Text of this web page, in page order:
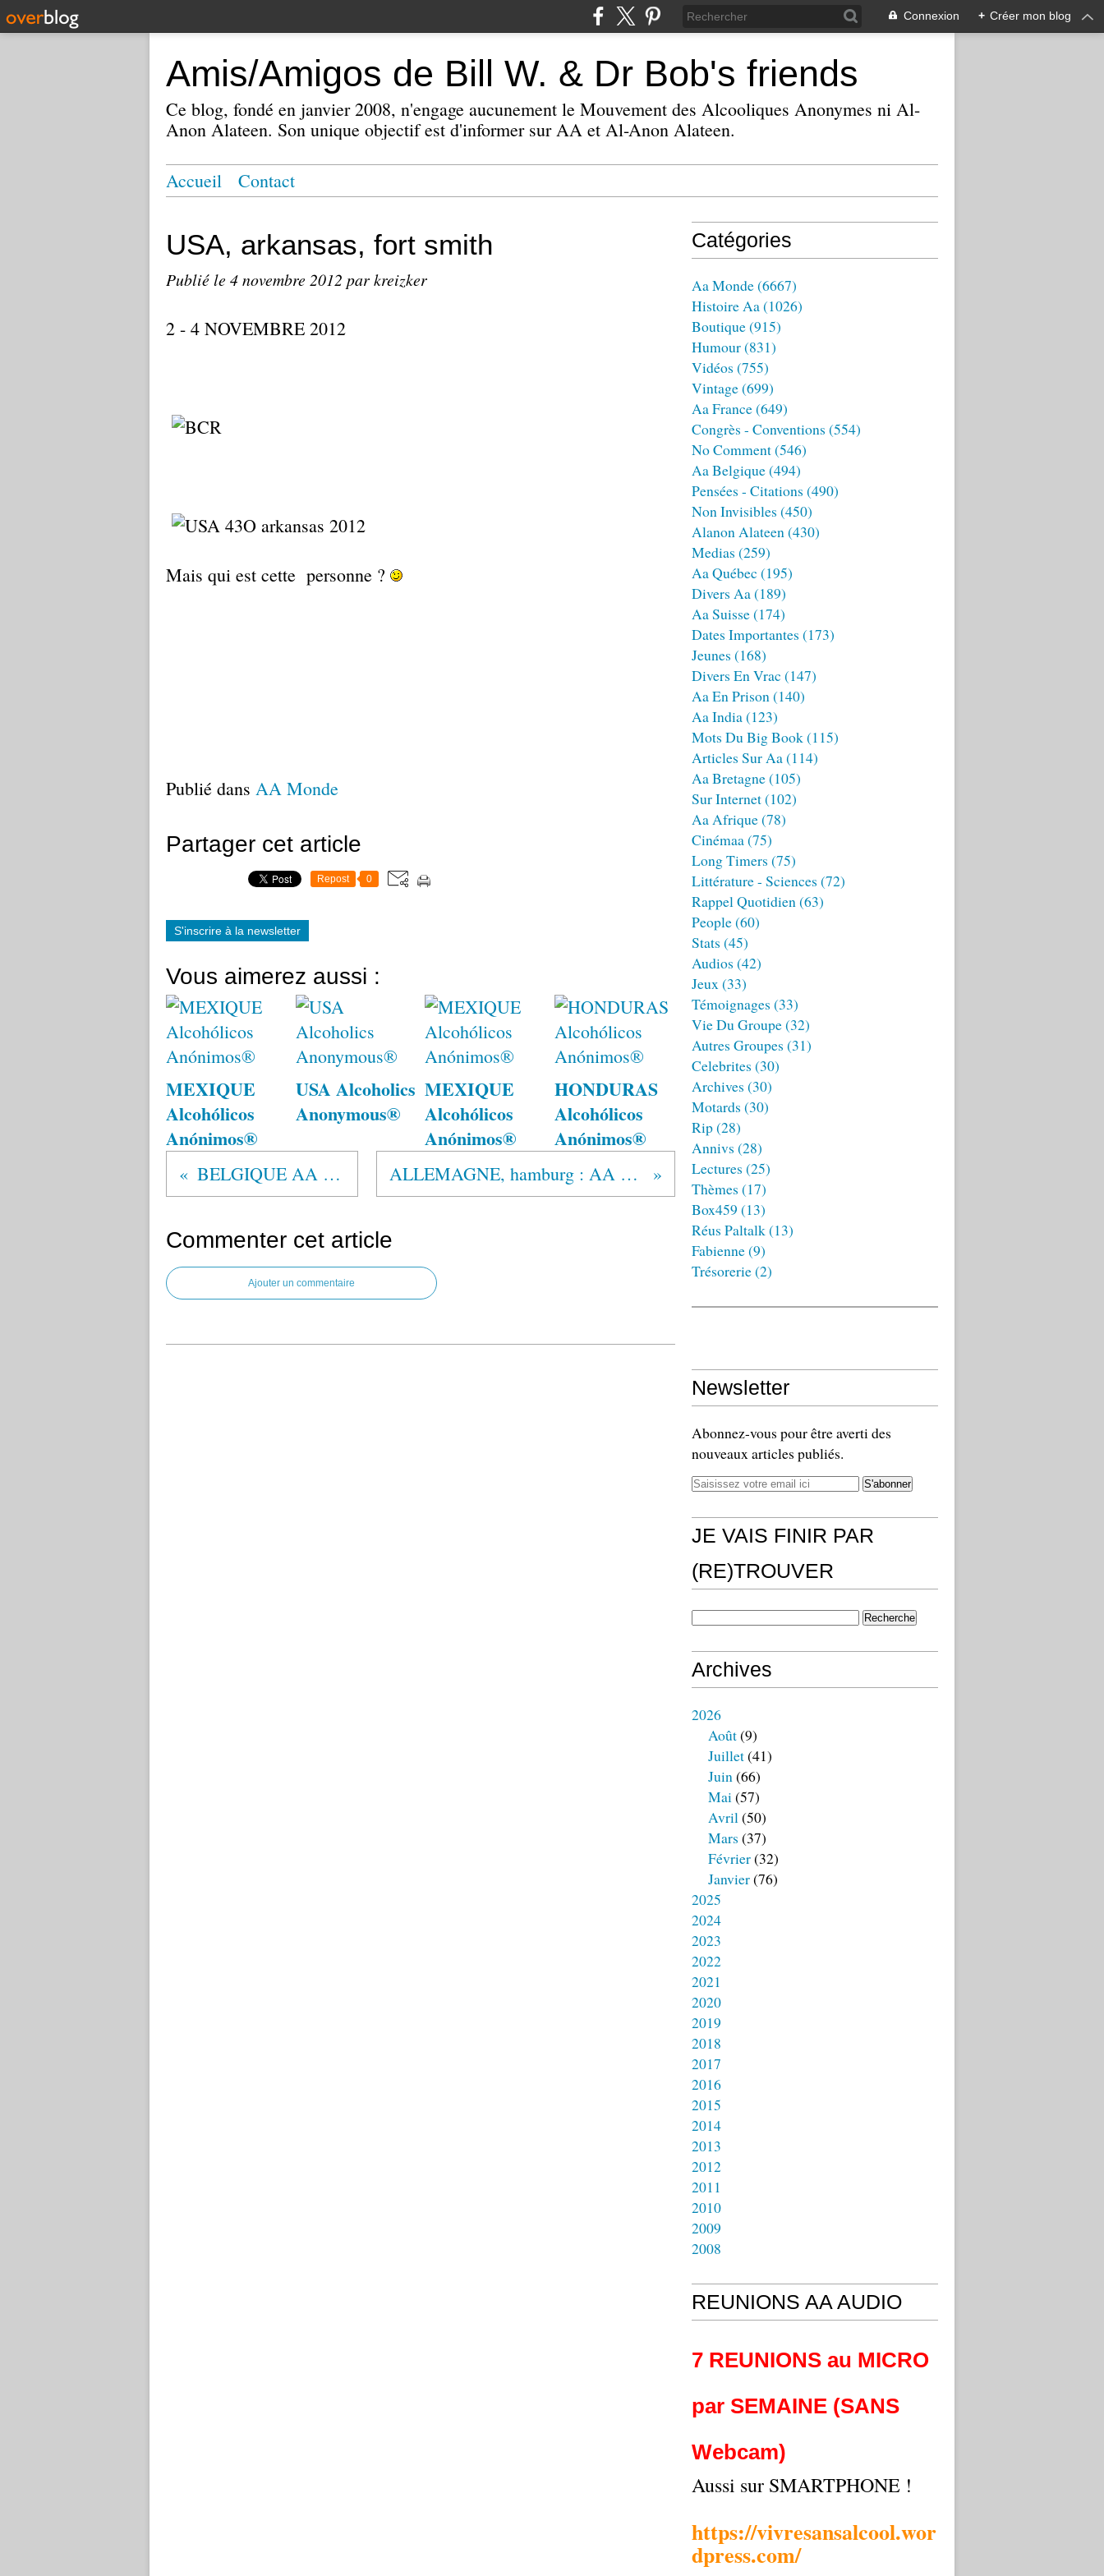
Connexion + Créer mon blog
Amis/Amigos de Bill W. & Dr Bob's friends
Ce blog, fondé en janvier 2008, n'engage aucunement le Mouvement des Alcooliques Anonymes ni Al-
Anon Alateen. Son unique objectif est d'informer sur AA et Al-Anon Alateen.
Accueil Contact
USA, arkansas, fort smith
Publié le 4 novembre 2012 par kreizker
2 - 4 NOVEMBRE 2012
Mais qui est cette personne ?
Publié dans AA Monde
Partager cet article
Repost 0
S'inscrire à la newsletter
Vous aimerez aussi :
MEXIQUE
Alcohólicos
Anónimos®
USA Alcoholics
Anonymous®
MEXIQUE
Alcohólicos
Anónimos®
HONDURAS
Alcohólicos
Anónimos®
BELGIQUE AA 1953 ALLEMAGNE, hamburg : AA 50 ans
Commenter cet article
Ajouter un commentaire
Catégories
Aa Monde(6667)
Histoire Aa(1026)
Boutique(915)
Humour(831)
Vidéos (755)
Vintage(699)
Aa France(649)
Congrès - Conventions (554)
No Comment(546)
Aa Belgique(494)
Pensées - Citations (490)
Non Invisibles (450)
Alanon Alateen(430)
Medias (259)
Aa Québec (195)
Divers Aa(189)
Aa Suisse(174)
Dates Importantes (173)
Jeunes (168)
Divers En Vrac (147)
Aa En Prison(140)
Aa India(123)
Mots Du Big Book(115)
Articles Sur Aa(114)
Aa Bretagne(105)
Sur Internet(102)
Aa Afrique(78)
Cinémaa(75)
Long Timers (75)
Littérature - Sciences (72)
Rappel Quotidien(63)
People(60)
Stats (45)
Audios (42)
Jeux(33)
Témoignages (33)
Vie Du Groupe(32)
Autres Groupes (31)
Celebrites (30)
Archives (30)
Motards (30)
Rip(28)
Annivs (28)
Lectures (25)
Thèmes (17)
Box459 (13)
Réus Paltalk(13)
Fabienne(9)
Trésorerie(2)
Newsletter
Abonnez-vous pour être averti des
nouveaux articles publiés.
JE VAIS FINIR PAR
(RE)TROUVER
Archives
2026
Août(9)
Juillet(41)
Juin(66)
Mai(57)
Avril(50)
Mars (37)
Février(32)
Janvier(76)
2025
2024
2023
2022
2021
2020
2019
2018
2017
2016
2015
2014
2013
2012
2011
2010
2009
2008
REUNIONS AA AUDIO
7 REUNIONS au MICRO
par SEMAINE (SANS
Webcam)
Aussi sur SMARTPHONE !
https://vivresansalcool.wor
dpress.com/